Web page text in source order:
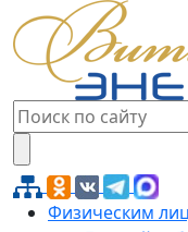
Физическим